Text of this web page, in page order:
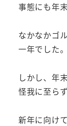
事態にも年
なかなかゴ
一年でした。
しかし、年
怪我に至ら
新年に向け